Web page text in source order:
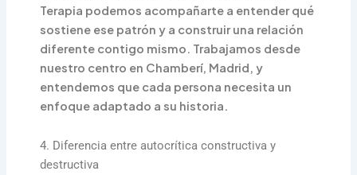
Terapia podemos acompañarte a entender qué
sostiene ese patrón y a construir una relación
diferente contigo mismo. Trabajamos desde
nuestro centro en Chamberí, Madrid, y
entendemos que cada persona necesita un
enfoque adaptado a su historia.
4. Diferencia entre autocrítica constructiva y
destructiva